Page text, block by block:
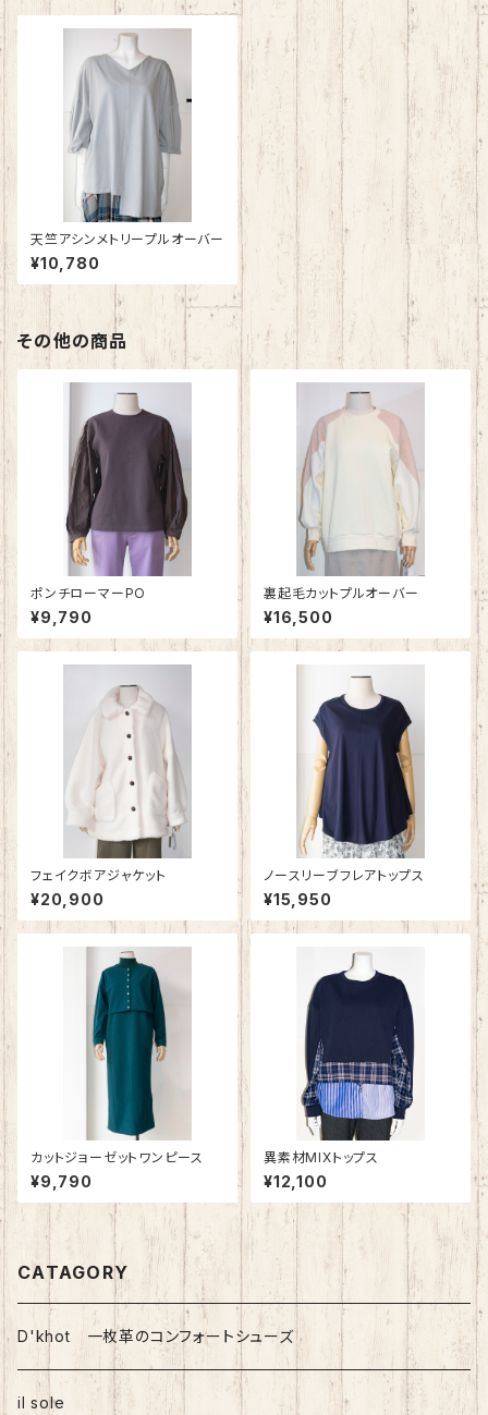
天竺アシンメトリープルオーバー
¥10,780
その他の商品
ポンチローマーPO
¥9,790
裏起毛カットプルオーバー
¥16,500
フェイクボアジャケット
¥20,900
ノースリーブフレアトップス
¥15,950
カットジョーゼットワンピース
¥9,790
異素材MIXトップス
¥12,100
CATAGORY
D'khot 一枚革のコンフォートシューズ
il sole